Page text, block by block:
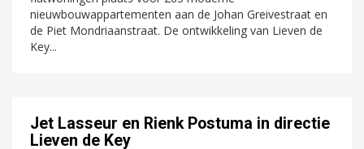
nieuwbouwappartementen aan de Johan Greivestraat en
de Piet Mondriaanstraat. De ontwikkeling van Lieven de
Key...
Jet Lasseur en Rienk Postuma in directie
Lieven de Key